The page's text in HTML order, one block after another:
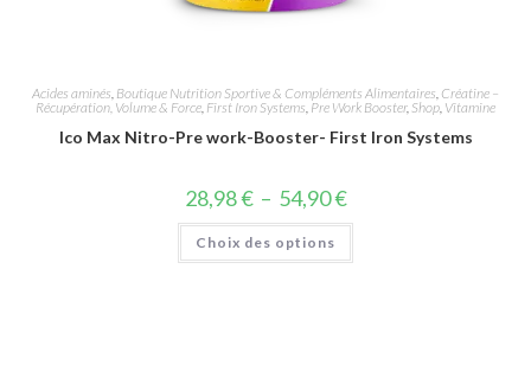
Acides aminés, Boutique Nutrition Sportive & Compléments Alimentaires, Créatine –
Récupération, Volume & Force, First Iron Systems, Pre Work Booster, Shop, Vitamine
Ico Max Nitro-Pre work-Booster- First Iron Systems
28,98€ – 54,90€
Choix des options